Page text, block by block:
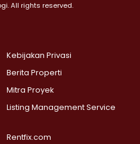
Selatan >
>
>
>
>
All rights reserved.
Kebijakan Privasi
Berita Properti
Mitra Proyek
Listing Management Service
Rentfix.com